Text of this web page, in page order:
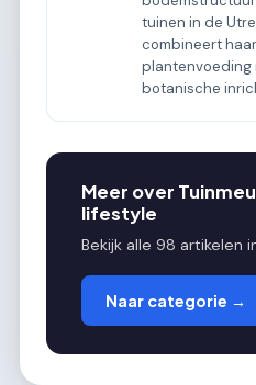
tuinen in de
combineert
plantenvoeding
botanische
Meer over
lifestyle
Bekijk alle 98 artikelen
Naar categorie →